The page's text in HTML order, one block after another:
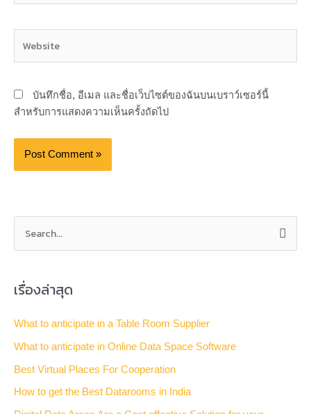
บันทึกชื่อ, อีเมล และชื่อเว็บไซต์ของฉันบนเบราว์เซอร์นี้
สำหรับการแสดงความเห็นครั้งถัดไป
r
c
r
เรื่องล่าสุด
What to anticipate in a Table Room Supplier
What to anticipate in Online Data Space Software
Best Virtual Places For Cooperation
How to get the Best Datarooms in India